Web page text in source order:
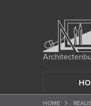
HOME